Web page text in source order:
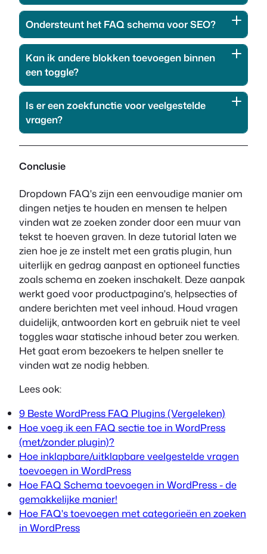
Ondersteunt het FAQ schema voor SEO?
Kan ik andere blokken toevoegen binnen
een toggle?
Is er een zoekfunctie voor veelgestelde
vragen?
Conclusie
Dropdown FAQ's zijn een eenvoudige manier om
dingen netjes te houden en mensen te helpen
vinden wat ze zoeken zonder door een muur van
tekst te hoeven graven. In deze tutorial laten we
zien hoe je ze instelt met een gratis plugin, hun
uiterlijk en gedrag aanpast en optioneel functies
zoals schema en zoeken inschakelt. Deze aanpak
werkt goed voor productpagina's, helpsecties of
andere berichten met veel inhoud. Houd vragen
duidelijk, antwoorden kort en gebruik niet te veel
toggles waar statische inhoud beter zou werken.
Het gaat erom bezoekers te helpen sneller te
vinden wat ze nodig hebben.
Lees ook:
9 Beste WordPress FAQ Plugins (Vergeleken)
Hoe voeg ik een FAQ sectie toe in WordPress
(met/zonder plugin)?
Hoe inklapbare/uitklapbare veelgestelde vragen
toevoegen in WordPress
Hoe FAQ Schema toevoegen in WordPress - de
gemakkelijke manier!
Hoe FAQ's toevoegen met categorieën en zoeken
in WordPress